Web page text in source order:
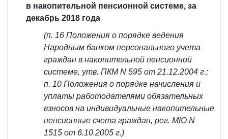
в накопительной пенсионной системе, за
декабрь 2018 года
(п. 16 Положения о порядке ведения
Народным банком персонального учета
граждан в накопительной пенсионной
системе, утв. ПКМ N 595 от 21.12.2004 г.;
п. 10 Положения о порядке начисления и
уплаты работодателями обязательных
взносов на индивидуальные накопительные
пенсионные счета граждан, рег. МЮ N
1515 от 6.10.2005 г.)